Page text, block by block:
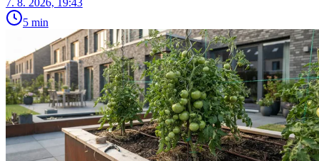
7. 8. 2026, 19:43
5 min